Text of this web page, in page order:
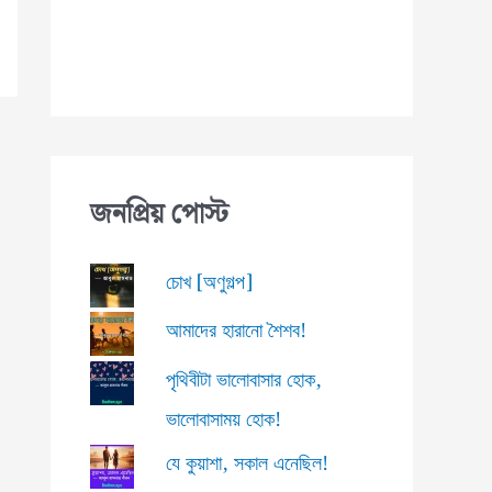
জনপ্রিয় পোস্ট
চোখ [অণুগল্প]
আমাদের হারানো শৈশব!
পৃথিবীটা ভালোবাসার হোক,
ভালোবাসাময় হোক!
যে কুয়াশা, সকাল এনেছিল!